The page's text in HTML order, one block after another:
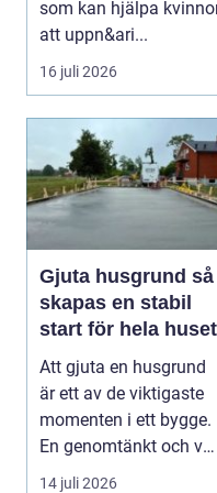
som kan hjälpa
att uppn&ari...
16 juli 2026
Gjuta husgrund så
skapas en stabil
start för hela huset
Att gjuta en husgrund
är ett av de viktigaste
momenten i ett bygge.
En genomtänkt och väl
utförd gru...
14 juli 2026